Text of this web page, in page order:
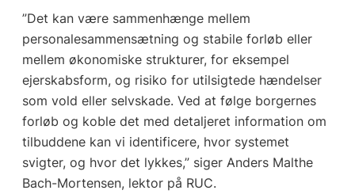
”Det kan være sammenhænge mellem
personalesammensætning og stabile forløb eller
mellem økonomiske strukturer, for eksempel
ejerskabsform, og risiko for utilsigtede hændelser
som vold eller selvskade. Ved at følge borgernes
forløb og koble det med detaljeret information om
tilbuddene kan vi identificere, hvor systemet
svigter, og hvor det lykkes,” siger Anders Malthe
Bach-Mortensen, lektor på RUC.